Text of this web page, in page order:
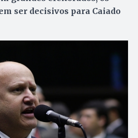
ser decisivos para Caiado